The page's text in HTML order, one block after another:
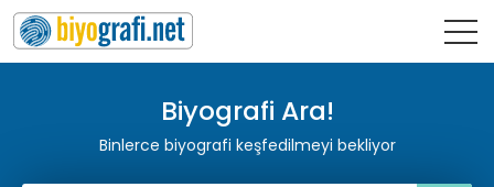
Biyografi Ara!
Binlerce biyografi keşfedilmeyi bekliyor